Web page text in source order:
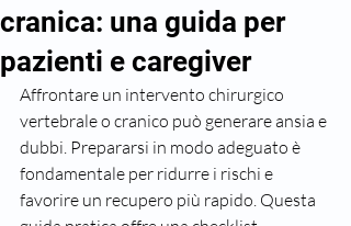
cranica: una guida per
pazienti e caregiver
Affrontare un intervento chirurgico
vertebrale o cranico può generare ansia e
dubbi. Prepararsi in modo adeguato è
fondamentale per ridurre i rischi e
favorire un recupero più rapido. Questa